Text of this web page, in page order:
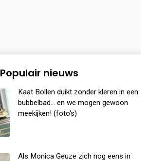
Populair nieuws
Kaat Bollen duikt zonder kleren in een
bubbelbad... en we mogen gewoon
meekijken! (foto's)
Als Monica Geuze zich nog eens in